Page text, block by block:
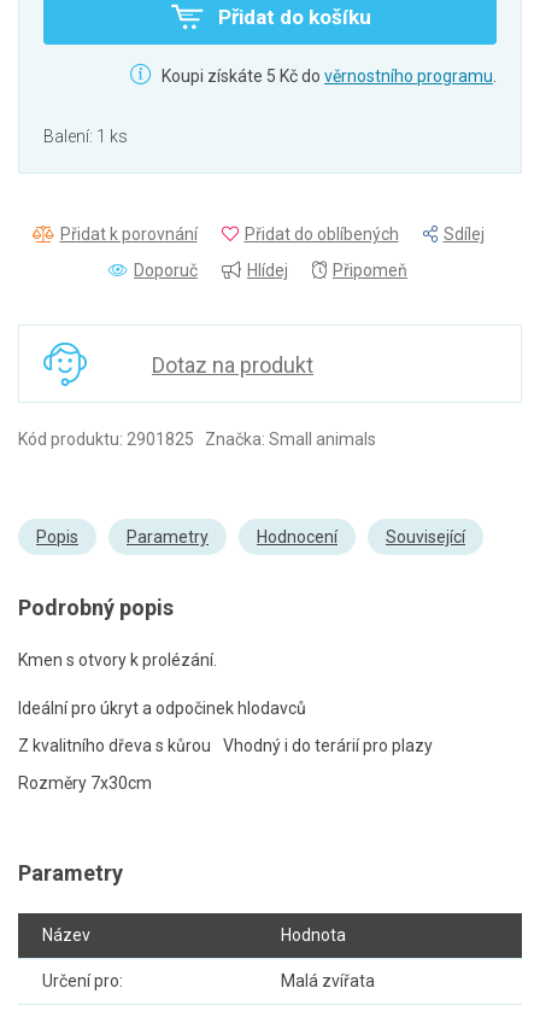
Přidat do košíku
Koupi získáte 5 Kč do věrnostního programu
Balení: 1 ks
Přidat k porovnání Přidat do oblíbených
Sdílej
Doporuč
Hlídej Připomeň
Dotaz na produkt
Kód produktu: 2901825 Značka: Small animals
Popis Parametry Hodnocení Související
Podrobný popis
Kmen s otvory k prolézání.
Ideální pro úkryt a odpočinek hlodavců
Z kvalitního dřeva s kůrou
Vhodný i do terárií pro plazy
Rozměry 7x30cm
Parametry
Název Hodnota
Určení pro: Malá zvířata